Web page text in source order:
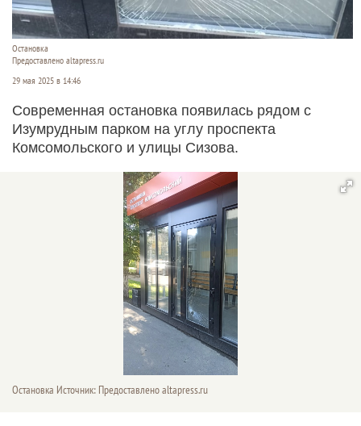
Остановка
Предоставлено altapress.ru
29 мая 2025 в 14:46
Современная остановка появилась рядом с
Изумрудным парком на углу проспекта
Комсомольского и улицы Сизова.
Остановка Источник: Предоставлено altapress.ru